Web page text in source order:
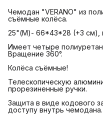
Чемодан "VERANO" из
съёмные колёса.
25"(М)- 66*43*28 (+3 см),
Имеет четыре
Вращение 360°.
Колёса съёмные!
Телескопическую
прорезиненные ручки.
Защита в виде кодового
доступу внутрь чемодана.